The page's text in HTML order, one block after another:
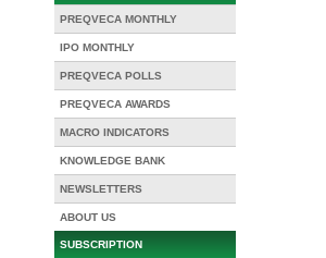
PREQVECA MONTHLY
IPO MONTHLY
PREQVECA POLLS
PREQVECA AWARDS
MACRO INDICATORS
KNOWLEDGE BANK
NEWSLETTERS
ABOUT US
SUBSCRIPTION